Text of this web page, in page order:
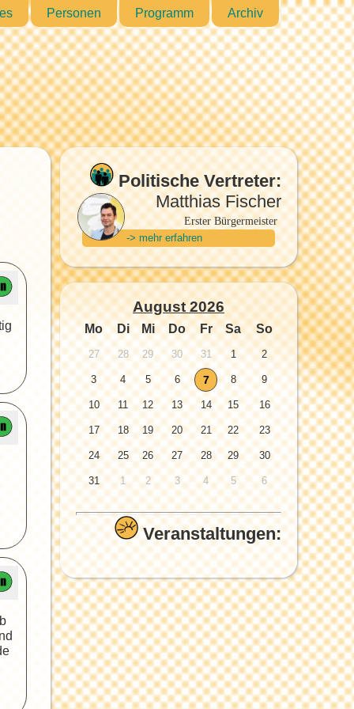
Personen Programm Archiv
Politische Vertreter:
Matthias Fischer
Erster Bürgermeister
-> mehr erfahren
August 2026
Mo Di Mi Do Fr Sa So
27 28 29 30 31 1 2
3 4 5 6 7 8 9
10 11 12 13 14 15 16
17 18 19 20 21 22 23
24 25 26 27 28 29 30
31 1 2 3 4 5 6
Veranstaltungen: